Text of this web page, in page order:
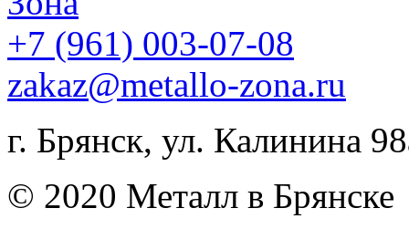
+7 (961) 003-07-08
zakaz@metallo-zona.ru
г. Брянск, ул. Калинина
© 2020 Металл в Брянске